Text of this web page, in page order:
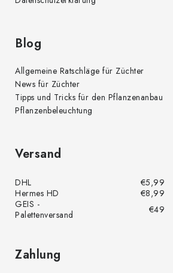
Blog
Allgemeine Ratschläge für Züchter
News für Züchter
Tipps und Tricks für den Pflanzenanbau
Pflanzenbeleuchtung
Versand
DHL
€5,99
Hermes HD
€8,99
GEIS -
Palettenversand
€49
Zahlung